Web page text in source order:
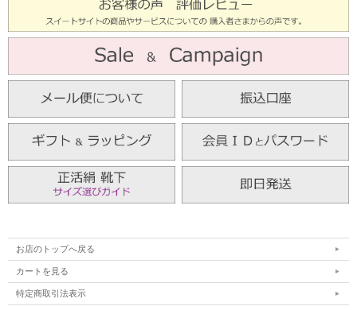
お店のトップへ戻る
カートを見る
特定商取引法表示